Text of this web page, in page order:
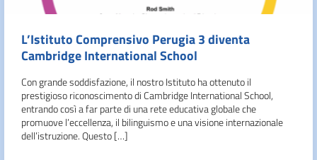
L’Istituto Comprensivo Perugia 3 diventa
Cambridge International School
Con grande soddisfazione, il nostro Istituto ha ottenuto il
prestigioso riconoscimento di Cambridge International School,
entrando così a far parte di una rete educativa globale che
promuove l’eccellenza, il bilinguismo e una visione internazionale
dell’istruzione. Questo […]